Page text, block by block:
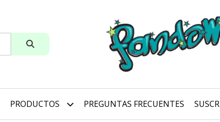
PRODUCTOS PREGUNTAS FRECUENTES